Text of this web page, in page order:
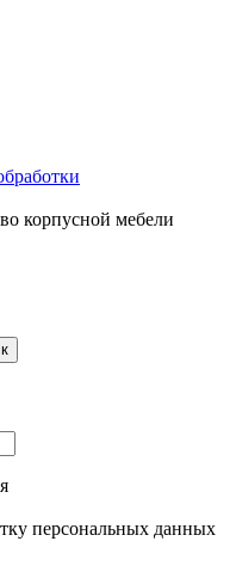
корпусной мебели
персональных данных